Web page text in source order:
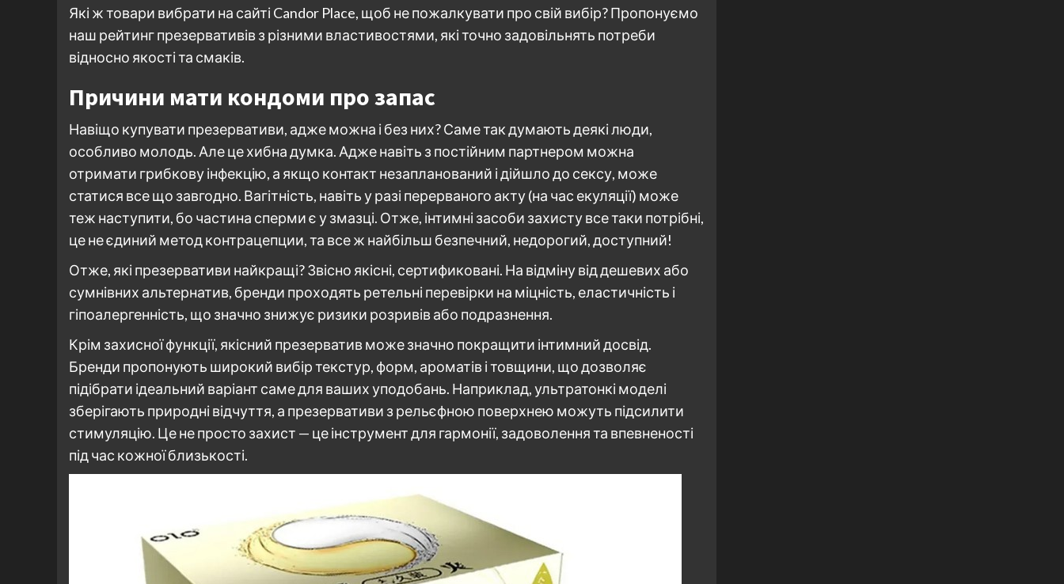
Які ж товари вибрати на сайті Candor Place, щоб не пожалкувати про свій вибір? Пропонуємо
наш рейтинг презервативів з різними властивостями, які точно задовільнять потреби
відносно якості та смаків.
Причини мати кондоми про запас
Навіщо купувати презервативи, адже можна і без них? Саме так думають деякі люди,
особливо молодь. Але це хибна думка. Адже навіть з постійним партнером можна
отримати грибкову інфекцію, а якщо контакт незапланований і дійшло до сексу, може
статися все що завгодно. Вагітність, навіть у разі перерваного акту (на час екуляції) може
теж наступити, бо частина сперми є у змазці. Отже, інтимні засоби захисту все таки потрібні,
це не єдиний метод контрацепции, та все ж найбільш безпечний, недорогий, доступний!
Отже, які презервативи найкращі? Звісно якісні, сертификовані. На відміну від дешевих або
сумнівних альтернатив, бренди проходять ретельні перевірки на міцність, еластичність і
гіпоалергенність, що значно знижує ризики розривів або подразнення.
Крім захисної функції, якісний презерватив може значно покращити інтимний досвід.
Бренди пропонують широкий вибір текстур, форм, ароматів і товщини, що дозволяє
підібрати ідеальний варіант саме для ваших уподобань. Наприклад, ультратонкі моделі
зберігають природні відчуття, а презервативи з рельєфною поверхнею можуть підсилити
стимуляцію. Це не просто захист — це інструмент для гармонії, задоволення та впевненості
під час кожної близькості.